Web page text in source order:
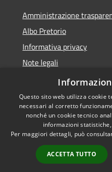
Amministrazione
Albo Pretorio
Informativa privacy
Note legali
Dichiarazione di
Accessibilità
Questo sito web utilizza cookie
necessari al corretto
nonché un cookie tecnico
informazioni
Per maggiori dettagli, può
ACCETTA TUTTO